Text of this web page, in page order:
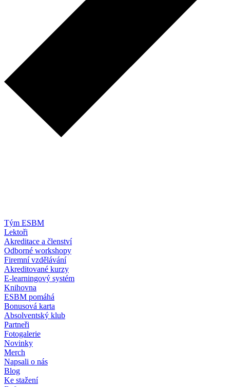
Tým ESBM
Lektoři
Akreditace a členství
Odborné workshopy
Firemní vzdělávání
Akreditované kurzy
E-learningový systém
Knihovna
ESBM pomáhá
Bonusová karta
Absolventský klub
Partneři
Fotogalerie
Novinky
Merch
Napsali o nás
Blog
Ke stažení